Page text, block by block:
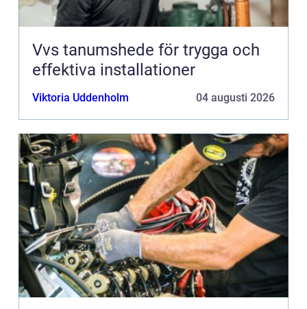
Vvs tanumshede för trygga och
effektiva installationer
Viktoria Uddenholm 04 augusti 2026